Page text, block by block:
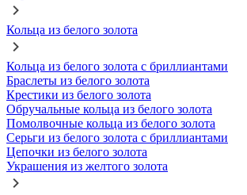
Кольца из белого золота
Кольца из белого золота с бриллиантами
Браслеты из белого золота
Крестики из белого золота
Обручальные кольца из белого золота
Помолвочные кольца из белого золота
Серьги из белого золота с бриллиантами
Цепочки из белого золота
Украшения из желтого золота